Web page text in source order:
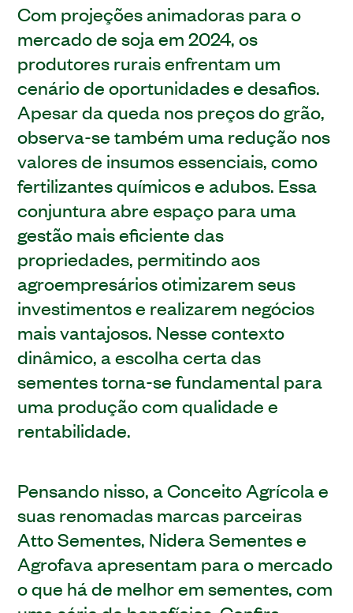
Com projeções animadoras para o
mercado de soja em 2024, os
produtores rurais enfrentam um
cenário de oportunidades e desafios.
Apesar da queda nos preços do grão,
observa-se também uma redução nos
valores de insumos essenciais, como
fertilizantes químicos e adubos. Essa
conjuntura abre espaço para uma
gestão mais eficiente das
propriedades, permitindo aos
agroempresários otimizarem seus
investimentos e realizarem negócios
mais vantajosos. Nesse contexto
dinâmico, a escolha certa das
sementes torna-se fundamental para
uma produção com qualidade e
rentabilidade.
Pensando nisso, a Conceito Agrícola e
suas renomadas marcas parceiras
Atto Sementes, Nidera Sementes e
Agrofava apresentam para o mercado
o que há de melhor em sementes, com